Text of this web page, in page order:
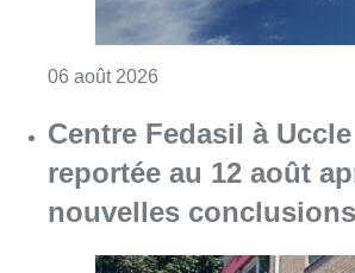
06 août 2026
Centre Fedasil à
reportée au 12 août
nouvelles conclusions